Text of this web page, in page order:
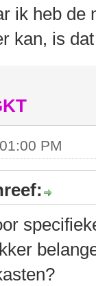
ik heb de
kan, is
PM